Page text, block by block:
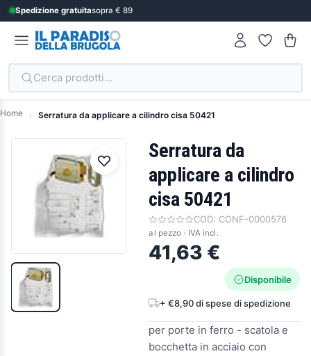
Spedizione gratuitasopra € 89
Cerca prodotti...
Home Serratura da applicare a cilindro cisa 50421
Serratura da
applicare a cilindro
cisa 50421
COD: CONF-0000576
al pezzo · IVA incl.
41,63 €
Disponibile
+ €8,90 di spese di spedizione
per porte in ferro - scatola e
bocchetta in acciaio con